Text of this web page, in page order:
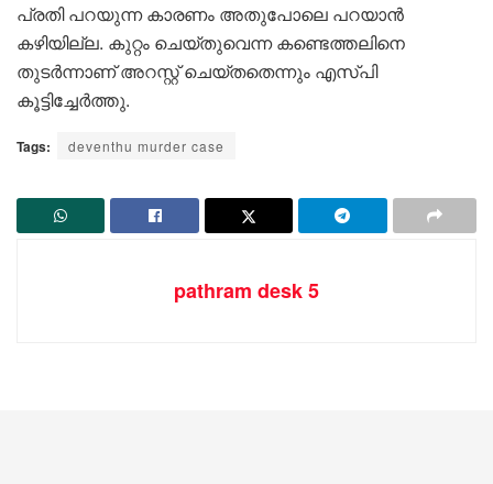
പ്രതി പറയുന്ന കാരണം അതുപോലെ പറയാൻ
കഴിയില്ല. കുറ്റം ചെയ്തുവെന്ന കണ്ടെത്തലിനെ
തുടർന്നാണ് അറസ്റ്റ് ചെയ്തതെന്നും എസ്പി
കൂട്ടിച്ചേർത്തു.
Tags: deventhu murder case
pathram desk 5